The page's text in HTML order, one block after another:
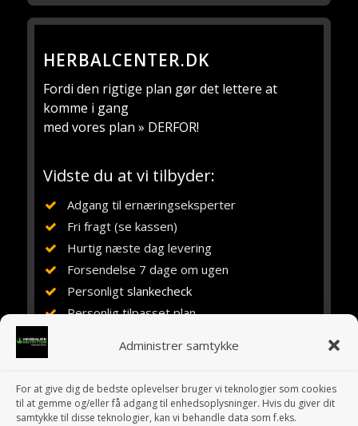
Administrer samtykke
For at give dig de bedste oplevelser bruger vi teknologier som cookies
til at gemme og/eller få adgang til enhedsoplysninger. Hvis du giver dit
samtykke til disse teknologier, kan vi behandle data som f.eks.
HERBALCENTER.DK
Fordi den rigtige plan gør det lettere at
komme i gang
med vores plan » DERFOR!
Vidste du at vi tilbyder:
Adgang til ernæringseksperter
Fri fragt (se kassen)
Hurtig næste dag levering
Forsendelse 7 dage om ugen
Personligtslankecheck
Personlig tilpasset plan
Ernæringsuddannet siden 1984
10 år i eget fitnesscenter